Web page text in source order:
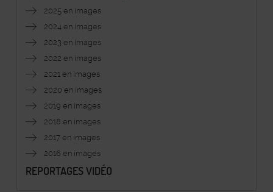
2025 en images
2024 en images
2023 en images
2022 en images
2021 en images
2020 en images
2019 en images
2018 en images
2017 en images
2016 en images
REPORTAGES VIDÉO